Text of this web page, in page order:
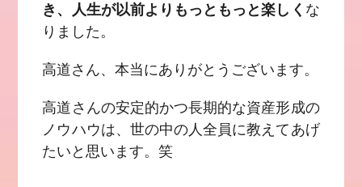
き、人生が以前よりもっともっと楽しく な
りました。
高道さん、本当にありがとうございます。
高道さんの安定的かつ長期的な資産形成の
ノウハウは、世の中の人全員に教えてあげ
たいと思います。笑